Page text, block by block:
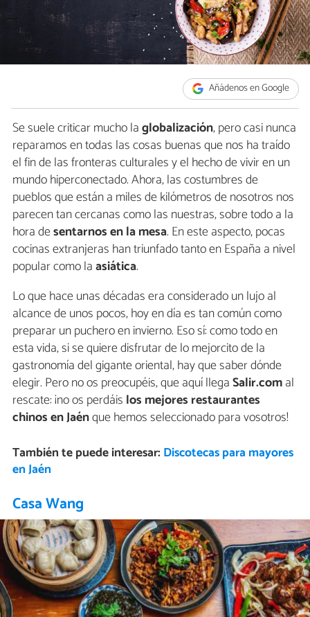
Añádenos en Google
Se suele criticar mucho laglobalización, pero casi nunca
reparamos en todas las cosas buenas que nos ha traído
el fin de las fronteras culturales y el hecho de vivir en un
mundo hiperconectado. Ahora, las costumbres de
pueblos que están a miles de kilómetros de nosotros nos
parecen tan cercanas como las nuestras, sobre todo a la
hora desentarnos en la mesa. En este aspecto, pocas
cocinas extranjeras han triunfado tanto en España a nivel
popular como laasiática.
Lo que hace unas décadas era considerado un lujo al
alcance de unos pocos, hoy en día es tan común como
preparar un puchero en invierno. Eso sí: como todo en
esta vida, si se quiere disfrutar de lo mejorcito de la
gastronomía del gigante oriental, hay que saber dónde
elegir. Pero no os preocupéis, que aquí llegaSalir.comal
rescate: ¡no os perdáis los mejores restaurantes
chinos en Jaénque hemos seleccionado para vosotros!
También te puede interesar: Discotecas para mayores
en Jaén
Casa Wang